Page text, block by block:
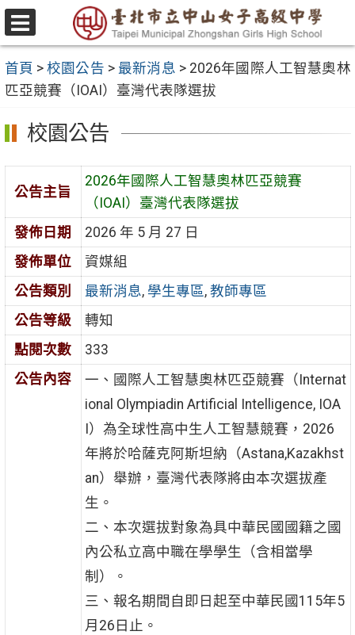
跳
至
要
內
容
區
選
單
首頁 >校園公告 > 最新消息 > 2026年國際人工智慧奧林
匹亞競賽（IOAI）臺灣代表隊選拔
校園公告
公告主旨
2026年國際人工智慧奧林匹亞競賽
（IOAI）臺灣代表隊選拔
發佈日期
2026 年 5 月 27 日
發佈單位
資媒組
公告類別
最新消息, 學生專區, 教師專區
公告等級
轉知
點閱次數
333
公告內容
一、國際人工智慧奧林匹亞競賽（Internat
ional Olympiadin Artificial Intelligence, IOA
I）為全球性高中生人工智慧競賽，2026
年將於哈薩克阿斯坦納（Astana,Kazakhst
an）舉辦，臺灣代表隊將由本次選拔產
生。
二、本次選拔對象為具中華民國國籍之國
內公私立高中職在學學生（含相當學
制）。
三、報名期間自即日起至中華民國115年5
月26日止。